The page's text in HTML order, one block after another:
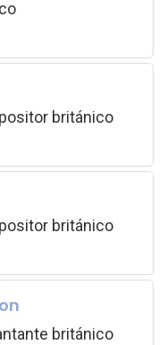
británico
británico
británico